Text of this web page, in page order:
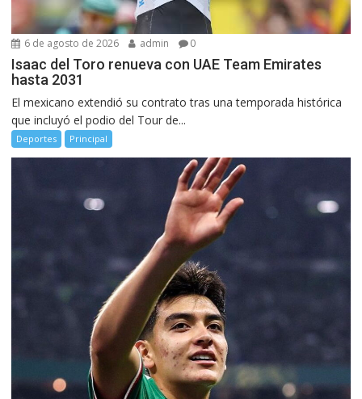
6 de agosto de 2026 admin 0
Isaac del Toro renueva con UAE Team Emirates
hasta 2031
El mexicano extendió su contrato tras una temporada histórica
que incluyó el podio del Tour de...
Deportes Principal